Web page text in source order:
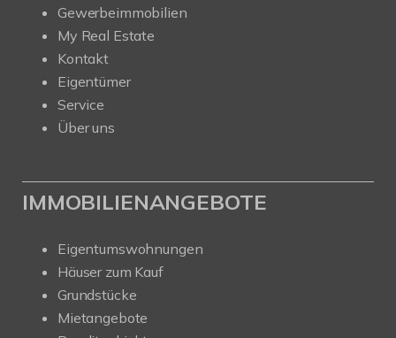
Gewerbeimmobilien
My Real Estate
Kontakt
Eigentümer
Service
Über uns
IMMOBILIENANGEBOTE
Eigentumswohnungen
Häuser zum Kauf
Grundstücke
Mietangebote